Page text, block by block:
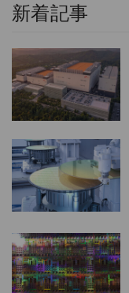
新着記事